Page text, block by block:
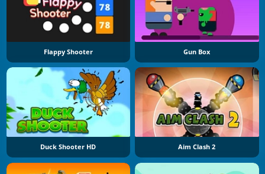
Flappy Shooter Gun Box
Duck Shooter HD Aim Clash 2